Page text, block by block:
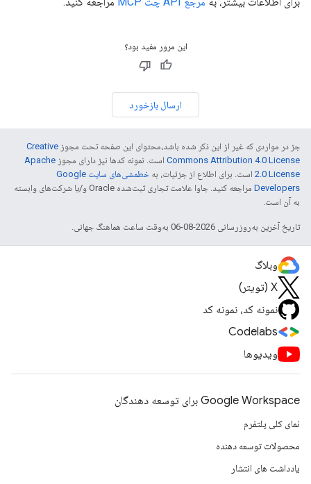
این مرور مفید بود؟
ارسال بازخورد
جز در مواردی که غیر از این ذکر شده باشد،‌محتوای این صفحه تحت مجوز Creative
Commons Attribution 4.0 License است. نمونه کدها نیز دارای مجوز Apache
2.0 License است. برای اطلاع از جزئیات، به
خطمشی‌های سایت Google
Developers‏
مراجعه کنید. جاوا علامت تجاری ثبت‌شده Oracle و/یا شرکت‌های وابسته
به آن است.
تاریخ آخرین به‌روزرسانی 2026-08-06 به‌وقت ساعت هماهنگ جهانی.
وبلاگ
X (تویتر)
نمونه کد، نمونه کد
Codelabs
ویدیوها
Google Workspace برای توسعه دهندگان
نمای کلی پلتفرم
محصولات توسعه دهنده
یادداشت های انتشار